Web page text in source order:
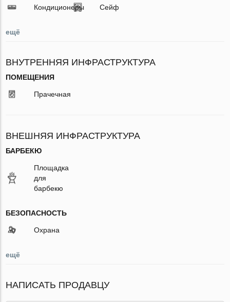
Кондиционеры Сейф
ещё
ВНУТРЕННЯЯ ИНФРАСТРУКТУРА
ПОМЕЩЕНИЯ
Прачечная
ВНЕШНЯЯ ИНФРАСТРУКТУРА
БАРБЕКЮ
Площадка
для
барбекю
БЕЗОПАСНОСТЬ
Охрана
ещё
НАПИСАТЬ ПРОДАВЦУ